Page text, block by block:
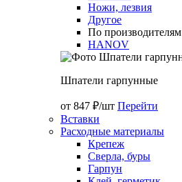
Ножи, лезвия
Другое
По производителям
HANOV
Шпатели гарпунные
от 847 ₽/шт Перейти
Вставки
Расходные материалы
Крепеж
Сверла, буры
Гарпун